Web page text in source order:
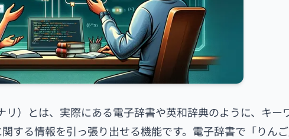
）とは、実際にある電子辞書や英和辞典のように、キー
する情報を引っ張り出せる機能です。電子辞書で「りん